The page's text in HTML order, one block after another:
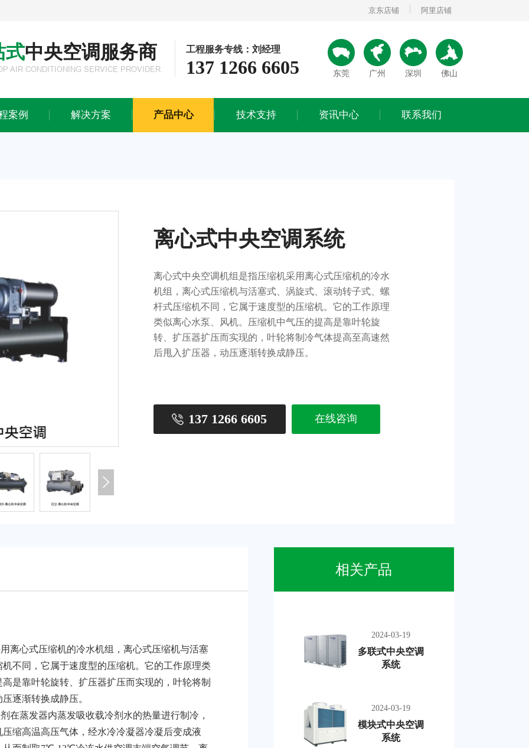
京东店铺 阿里店铺
式中央空调服务商
AIR CONDITIONING SERVICE PROVIDER
工程服务专线：刘经理
137 1266 6605 东莞 广州 深圳 佛山
案例 解决方案 产品中心 技术支持 资讯中心 联系我们
解决方案
商业办公解决方案
产品中心
模块式中央空调系统
水蓄冷中央空调系统
风管式空调&天花式空调
技术支持
售后服务
资讯中心
行业动态
联系我们
在线留言
离心式中央空调系统
离心式中央空调机组是指压缩机采用离心式压缩机的冷水
机组，离心式压缩机与活塞式、涡旋式、滚动转子式、螺
杆式压缩机不同，它属于速度型的压缩机。它的工作原理
类似离心水泵、风机。压缩机中气压的提高是靠叶轮旋
转、扩压器扩压而实现的，叶轮将制冷气体提高至高速然
后甩入扩压器，动压逐渐转换成静压。
137 1266 6605 在线咨询
心式压缩机的冷水机组，离心式压缩机与活塞
不同，它属于速度型的压缩机。它的工作原理类
是靠叶轮旋转、扩压器扩压而实现的，叶轮将制
逐渐转换成静压。
蒸发器内蒸发吸收载冷剂水的热量进行制冷，
缩高温高压气体，经水冷冷凝器冷凝后变成液
相关产品
2024-03-19
多联式中央空调
系统
2024-03-19
模块式中央空调
系统